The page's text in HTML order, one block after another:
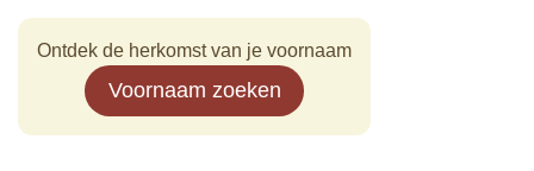
Ontdek de herkomst van je voornaam
Voornaam zoeken